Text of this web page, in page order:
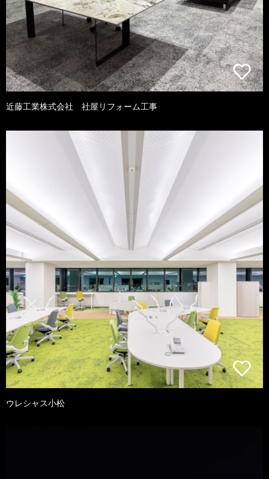
近藤工業株式会社 社屋リフォーム工事
ウレシャス小松